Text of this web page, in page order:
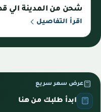
شحن من المدينة الي
اقرأ التفاصيل
عرض سعر سريع
ابدأ طلبك من هنا